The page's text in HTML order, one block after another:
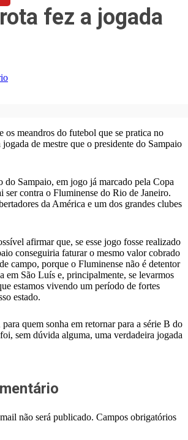
fez a jogada
os meandros do futebol que se pratica no
de mestre que o presidente do Sampaio
do Sampaio, em jogo já marcado pela Copa
ser contra o Fluminense do Rio de Janeiro.
da América e um dos grandes clubes
afirmar que, se esse jogo fosse realizado
conseguiria faturar o mesmo valor cobrado
campo, porque o Fluminense não é detentor
em São Luís e, principalmente, se levarmos
estamos vivendo um período de fortes
estado.
para quem sonha em retornar para a série B do
sem dúvida alguma, uma verdadeira jogada
não será publicado. Campos obrigatórios